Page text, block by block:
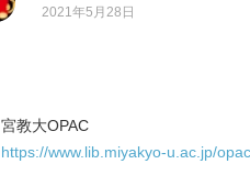
2021年5月28日
宮教大OPAC
https://www.lib.miyakyo-u.ac.jp/